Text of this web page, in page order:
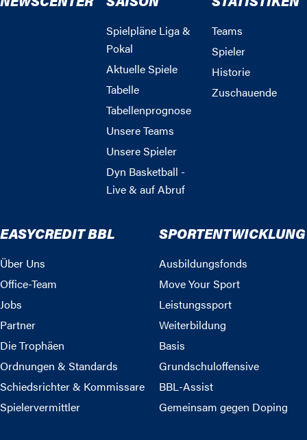
Spielpläne Liga &
Pokal
Aktuelle Spiele
Tabelle
Tabellenprognose
Unsere Teams
Unsere Spieler
Dyn Basketball -
Live & auf Abruf
Teams
Spieler
Historie
Zuschauende
EASYCREDIT BBL
Über Uns
Office-Team
Jobs
Partner
Die Trophäen
Ordnungen & Standards
Schiedsrichter & Kommissare
Spielervermittler
SPORTENTWICKLUNG
Ausbildungsfonds
Move Your Sport
Leistungssport
Weiterbildung
Basis
Grundschuloffensive
BBL-Assist
Gemeinsam gegen Doping